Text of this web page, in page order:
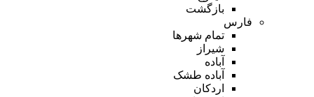
بازگشت
فارس
تمام شهر‌ها
شیراز
آباده
آباده طشک
اردکان